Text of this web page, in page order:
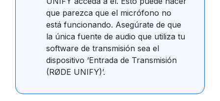
que parezca que el micrófono no
está funcionando. Asegúrate de que
la única fuente de audio que utiliza tu
software de transmisión sea el
dispositivo ‘Entrada de Transmisión
(RØDE UNIFY)’.